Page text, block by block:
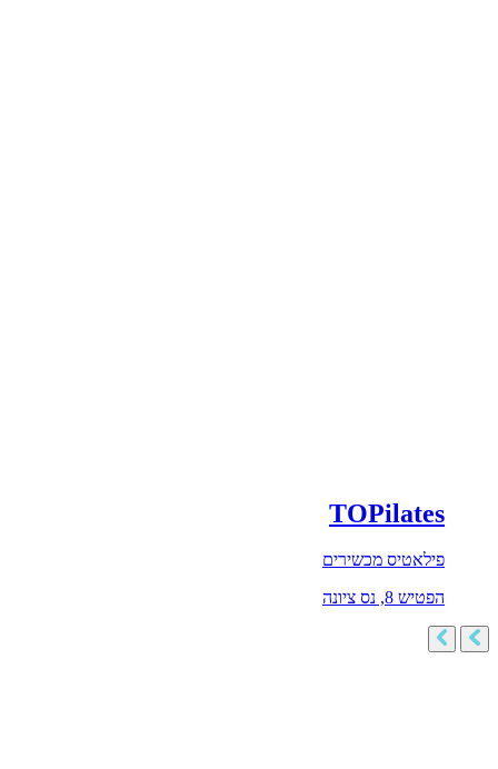
TOPilates
פילאטיס מכשירים
הפטיש 8, נס ציונה